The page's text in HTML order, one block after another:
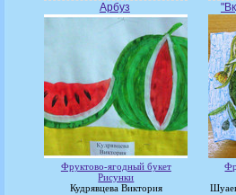
Арбуз
Фруктово-ягодный букет
Рисунки
Кудрявцева Виктория